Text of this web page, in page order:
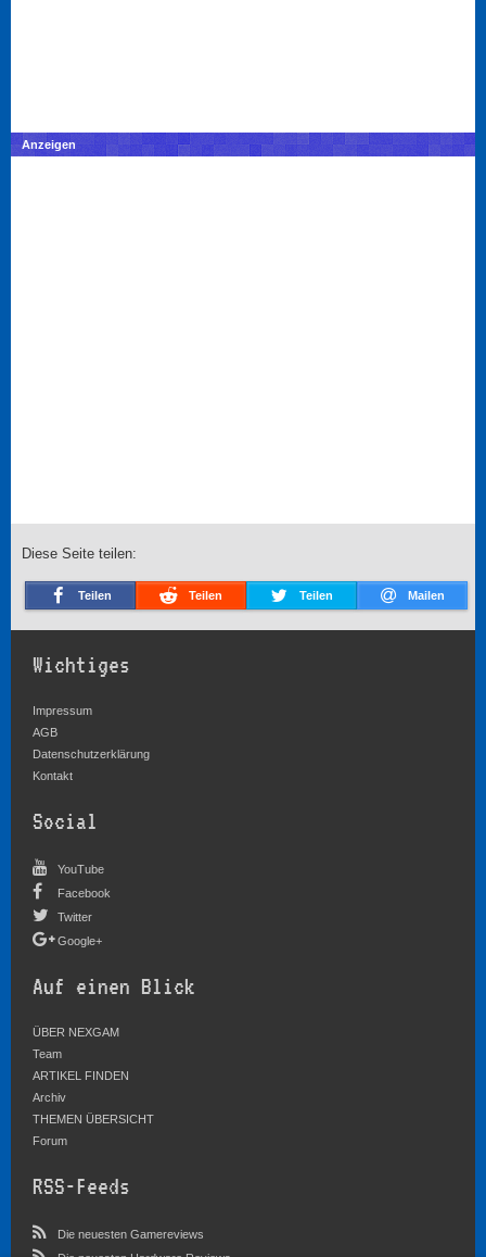
Anzeigen
Diese Seite teilen:
Teilen Teilen Teilen Mailen
Wichtiges
Impressum
AGB
Datenschutzerklärung
Kontakt
Social
YouTube
Facebook
Twitter
Google+
Auf einen Blick
ÜBER NEXGAM
Team
ARTIKEL FINDEN
Archiv
THEMEN ÜBERSICHT
Forum
RSS-Feeds
Die neuesten Gamereviews